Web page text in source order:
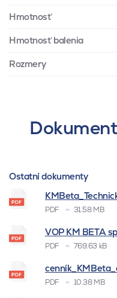
Hmotnosť
Hmotnosť balenia
Rozmery
Ostatní dokumenty
PDF 31.58 MB
VOP KM BETA
PDF 769.63 kB
PDF 10.38 MB